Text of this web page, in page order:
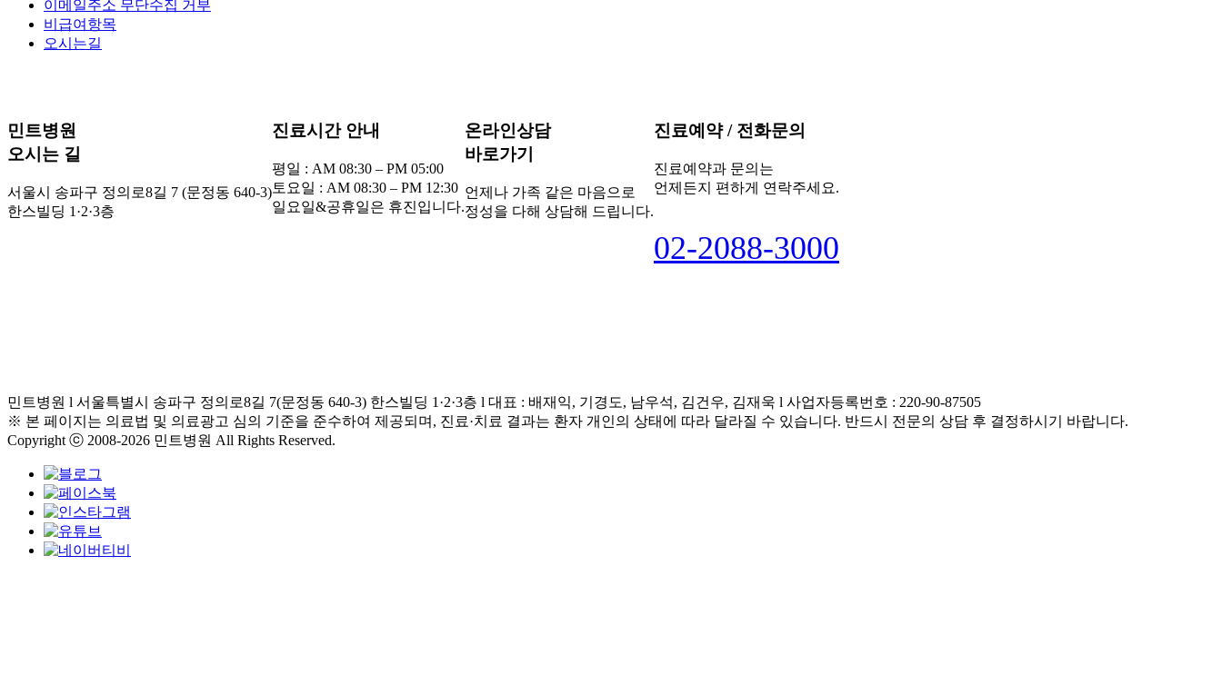
이메일주소 무단수집 거부
비급여항목
오시는길
민트병원
오시는 길
서울시 송파구 정의로8길 7 (문정동 640-3)
한스빌딩 1·2·3층
진료시간 안내
평일 : AM 08:30 – PM 05:00
토요일 : AM 08:30 – PM 12:30
일요일&공휴일은 휴진입니다.
온라인상담
바로가기
언제나 가족 같은 마음으로
정성을 다해 상담해 드립니다.
진료예약 / 전화문의
진료예약과 문의는
언제든지 편하게 연락주세요.
02-2088-3000
민트병원 l 서울특별시 송파구 정의로8길 7(문정동 640-3) 한스빌딩 1·2·3층 l 대표 : 배재익, 기경도, 남우석, 김건우, 김재욱 l 사업자등록번호 : 220-90-87505
※ 본 페이지는 의료법 및 의료광고 심의 기준을 준수하여 제공되며, 진료·치료 결과는 환자 개인의 상태에 따라 달라질 수 있습니다. 반드시 전문의 상담 후 결정하시기 바랍니다.
Copyright ⓒ 2008-2026 민트병원 All Rights Reserved.